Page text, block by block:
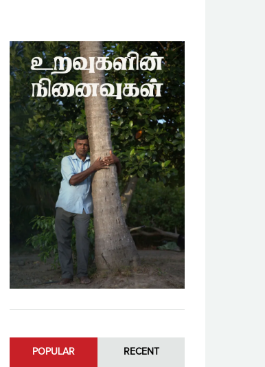
POPULAR RECENT